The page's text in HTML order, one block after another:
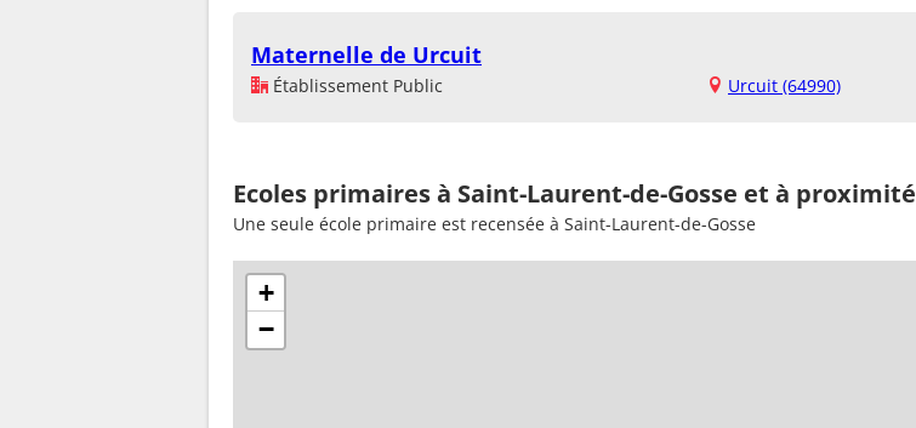
Maternelle de Urcuit
Établissement Public Urcuit (64990)
Ecoles primaires à Saint-Laurent-de-Gosse et à proximité
Une seule école primaire est recensée à Saint-Laurent-de-Gosse
+
−